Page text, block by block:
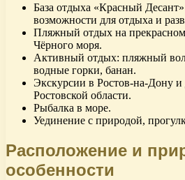
База отдыха «Красный
возможности для отдыха и
Пляжный отдых на
Чёрного моря.
Активный отдых: пляжный
водные горки, банан.
Экскурсии в Ростов-на-Дону и
Ростовской области.
Рыбалка в море.
Уединение с природой,
Расположение и
особенности